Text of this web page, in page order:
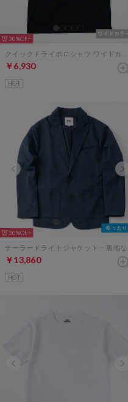
30%
￥6,930
HOT
30%
￥13,860
HOT